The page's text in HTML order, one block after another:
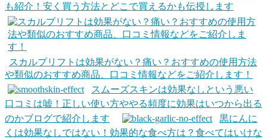
も紹介！安く買う方法とどこで買えるかも伝授します
スカルプリフトは効果がない？痛い？おすすめの使用方法
や類似のおすすめ商品、口コミ情報などをご紹介します！
スムーズスキンは効果なしという悪い
口コミは嘘！正しい使い方ややる頻度に効果はいつから出る
のかブログで紹介します
黒にんに
くは効果なしではない！効果的な食べ方は？食べてはいけな